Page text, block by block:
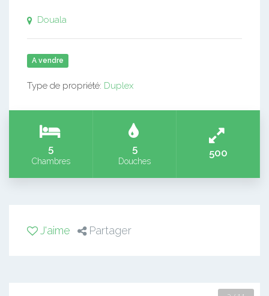
Douala
A vendre
Type de propriété: Duplex
5
Chambres
5
Douches
500
J'aime Partager